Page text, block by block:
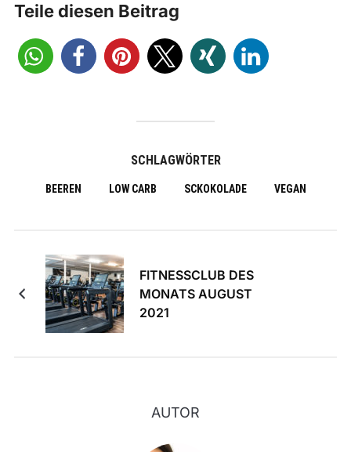
Teile diesen Beitrag
SCHLAGWÖRTER
BEEREN LOW CARB SCKOKOLADE VEGAN
FITNESSCLUB DES
MONATS AUGUST
2021
AUTOR